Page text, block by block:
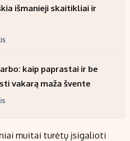
išmanieji skaitikliai ir
kaip paprastai ir be
vakarą maža švente
muitai turėtų įsigalioti